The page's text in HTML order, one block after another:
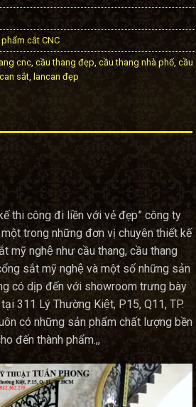
phẩm cắt CNC
cnc, cầu thang đẹp, cầu thang nhà phố, cầu
sắt, lancan đẹp
thi công đi liền với vẻ đẹp” công ty
trong những đơn vị chuyên thiết kế
mỹ nghệ như cầu thang, cầu thang
sắt mỹ nghệ và một số những sản
có dịp đến với showroom trưng bày
311 Lý Thường Kiệt, P15, Q11, TP.
có những sản phẩm chất lượng bền
đến thành phẩm.,,